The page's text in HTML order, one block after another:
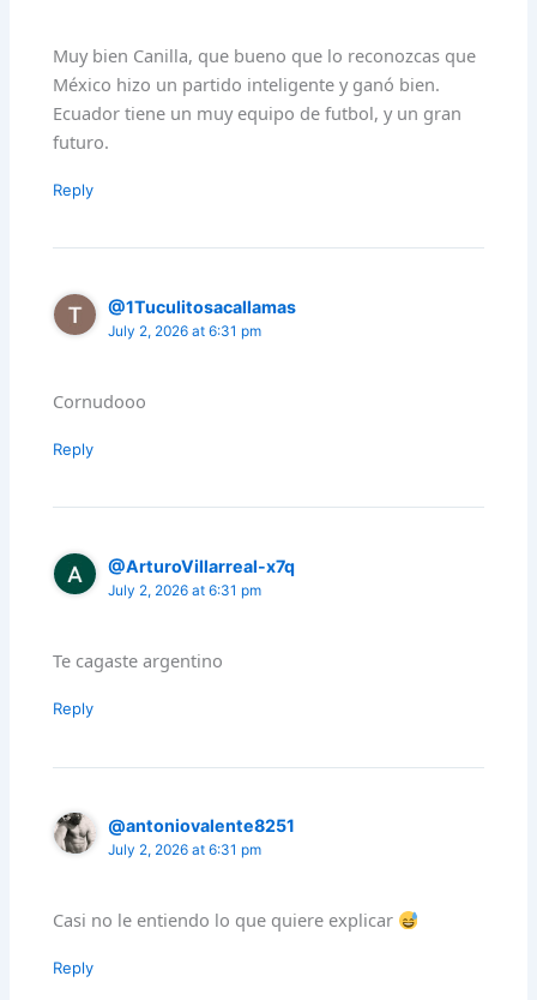
Muy bien Canilla, que bueno que lo reconozcas que
México hizo un partido inteligente y ganó bien.
Ecuador tiene un muy equipo de futbol, y un gran
futuro.
Reply
@1Tuculitosacallamas
July 2, 2026 at 6:31 pm
Cornudooo
Reply
@ArturoVillarreal-x7q
July 2, 2026 at 6:31 pm
Te cagaste argentino
Reply
@antoniovalente8251
July 2, 2026 at 6:31 pm
Casi no le entiendo lo que quiere explicar
Reply